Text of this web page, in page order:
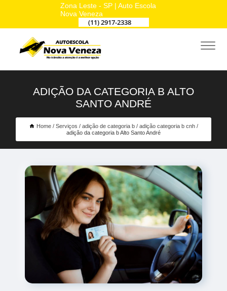
Zona Leste - SP | Auto Escola
Nova Veneza
(11) 2917-2338
ADIÇÃO DA CATEGORIA B ALTO
SANTO ANDRÉ
Home Serviços adição de categoria b
adição categoria b cnh
adição da categoria b Alto Santo André